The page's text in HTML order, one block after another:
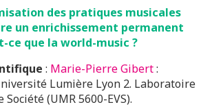
des pratiques musicales
un enrichissement permanent
ce que la world-music ?
: Marie-Pierre Gibert:
Lumière Lyon 2. Laboratoire
(UMR 5600-EVS).